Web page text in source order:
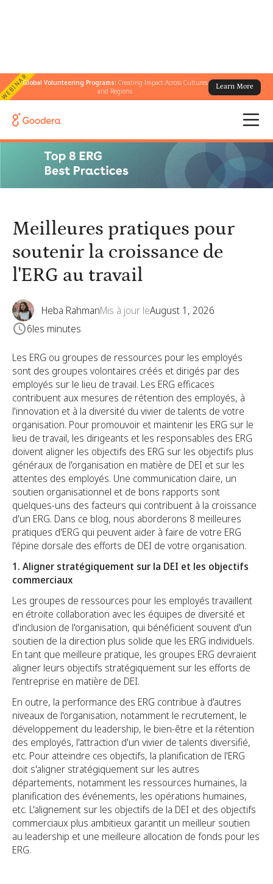
WEBINARGlobal Volunteering Programs: Creating Impact Across Cultures
and Regions
Learn More
← Tous les blogs
travail
Meilleures pratiques pour
soutenir la croissance de
l'ERG au travail
Heba RahmanMis à jour leAugust 1, 2026
6les minutes
Les ERG ou groupes de ressources pour les employés
sont des groupes volontaires créés et dirigés par des
employés sur le lieu de travail. Les ERG efficaces
contribuent aux mesures de rétention des employés, à
l'innovation et à la diversité du vivier de talents de votre
organisation. Pour promouvoir et maintenir les ERG sur le
lieu de travail, les dirigeants et les responsables des ERG
doivent aligner les objectifs des ERG sur les objectifs plus
généraux de l'organisation en matière de DEI et sur les
attentes des employés. Une communication claire, un
soutien organisationnel et de bons rapports sont
quelques-uns des facteurs qui contribuent à la croissance
d'un ERG. Dans ce blog, nous aborderons 8 meilleures
pratiques d'ERG qui peuvent aider à faire de votre ERG
l'épine dorsale des efforts de DEI de votre organisation.
1. Aligner stratégiquement sur la DEI et les objectifs
commerciaux
Les groupes de ressources pour les employés travaillent
en étroite collaboration avec les équipes de diversité et
d'inclusion de l'organisation, qui bénéficient souvent d'un
soutien de la direction plus solide que les ERG individuels.
En tant que meilleure pratique, les groupes ERG devraient
aligner leurs objectifs stratégiquement sur les efforts de
l'entreprise en matière de DEI.
En outre, la performance des ERG contribue à d'autres
niveaux de l'organisation, notamment le recrutement, le
développement du leadership, le bien-être et la rétention
des employés, l'attraction d'un vivier de talents diversifié,
etc. Pour atteindre ces objectifs, la planification de l'ERG
doit s'aligner stratégiquement sur les autres
départements, notamment les ressources humaines, la
planification des événements, les opérations humaines,
etc. L'alignement sur les objectifs de la DEI et des objectifs
commerciaux plus ambitieux garantit un meilleur soutien
au leadership et une meilleure allocation de fonds pour les
ERG.